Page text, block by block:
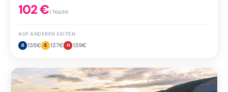
102€/ Nacht
AUF ANDEREN SEITEN
B 135€ E 127€ H 139€